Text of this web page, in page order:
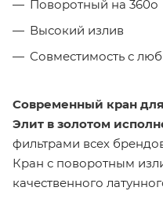
Поворотный на 360о
Высокий излив
Совместимость с
Современный кран
Элит в золотом
фильтрами всех
Кран с поворотным
качественного